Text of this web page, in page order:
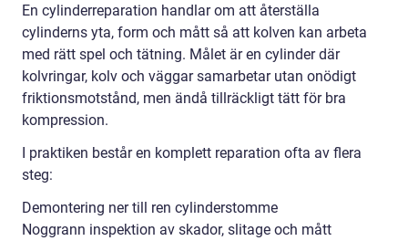
En cylinderreparation handlar om att återställa
cylinderns yta, form och mått så att kolven kan arbeta
med rätt spel och tätning. Målet är en cylinder där
kolvringar, kolv och väggar samarbetar utan onödigt
friktionsmotstånd, men ändå tillräckligt tätt för bra
kompression.
I praktiken består en komplett reparation ofta av flera
steg:
Demontering ner till ren cylinderstomme
Noggrann inspektion av skador, slitage och mått